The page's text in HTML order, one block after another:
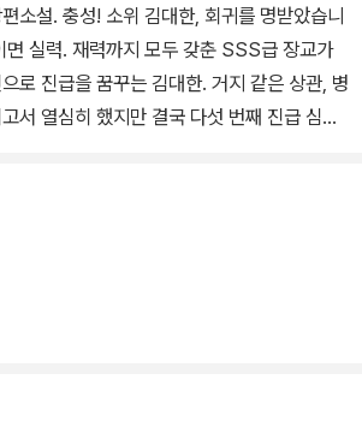
소설. 충성! 소위 김대한, 회귀를 명받았습니
면 실력. 재력까지 모두 갖춘 SSS급 장교가
로 진급을 꿈꾸는 김대한. 거지 같은 상관, 병
서 열심히 했지만 결국 다섯 번째 진급 심사